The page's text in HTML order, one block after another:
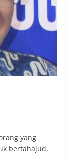
yang
bertahajud,